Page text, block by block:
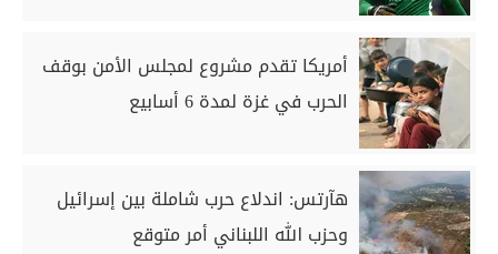
أمريكا تقدم مشروع لمجلس الأمن بوقف
الحرب في غزة لمدة 6 أسابيع
هآرتس: اندلاع حرب شاملة بين إسرائيل
وحزب الله اللبناني أمر متوقع